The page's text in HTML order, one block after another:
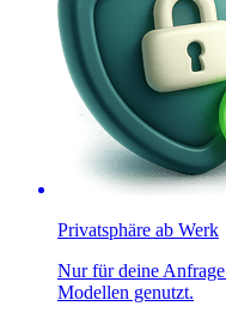
Privatsphäre ab Werk
Nur für deine
Modellen genutzt.